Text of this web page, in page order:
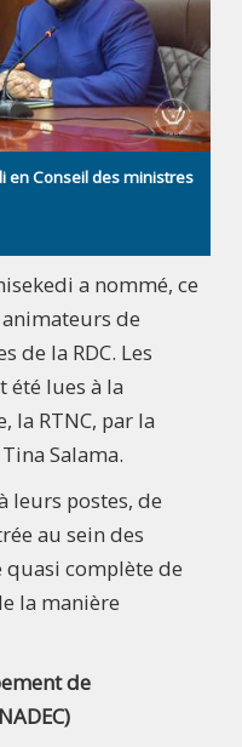
en Conseil des ministres
a nommé, ce
de
de la RDC. Les
été lues à la
la RTNC, par la
Salama.
leurs postes, de
au sein des
complète de
la manière
de